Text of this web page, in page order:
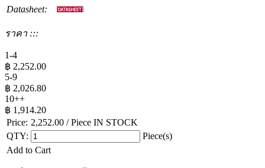
Datasheet:
ราคา :::
1-4
฿ 2,252.00
5-9
฿ 2,026.80
10++
฿ 1,914.20
Price: 2,252.00 / Piece IN STOCK
QTY:
Piece(s)
Add to Cart